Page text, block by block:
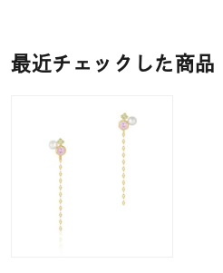
最近チェックした商品